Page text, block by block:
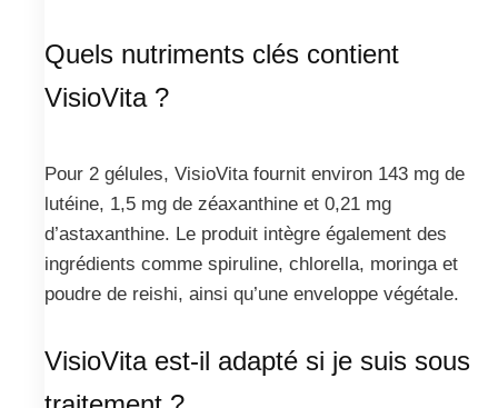
Quels nutriments clés contient
VisioVita ?
Pour 2 gélules, VisioVita fournit environ 143 mg de
lutéine, 1,5 mg de zéaxanthine et 0,21 mg
d’astaxanthine. Le produit intègre également des
ingrédients comme spiruline, chlorella, moringa et
poudre de reishi, ainsi qu’une enveloppe végétale.
VisioVita est-il adapté si je suis sous